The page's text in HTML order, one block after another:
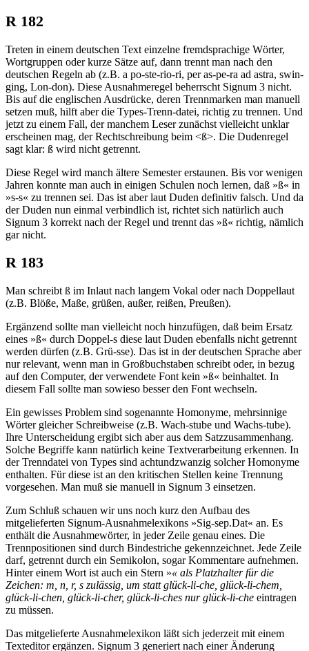
R 182
Treten in einem deutschen Text einzelne fremdsprachige Wörter,
Wortgruppen oder kurze Sätze auf, dann trennt man nach den
deutschen Regeln ab (z.B. a po-ste-rio-ri, per as-pe-ra ad astra, swin-
ging, Lon-don). Diese Ausnahmeregel beherrscht Signum 3 nicht.
Bis auf die englischen Ausdrücke, deren Trennmarken man manuell
setzen muß, hilft aber die Types-Trenn-datei, richtig zu trennen. Und
jetzt zu einem Fall, der manchem Leser zunächst vielleicht unklar
erscheinen mag, der Rechtschreibung beim <ß>. Die Dudenregel
sagt klar: ß wird nicht getrennt.
Diese Regel wird manch ältere Semester erstaunen. Bis vor wenigen
Jahren konnte man auch in einigen Schulen noch lernen, daß »ß« in
»s-s« zu trennen sei. Das ist aber laut Duden definitiv falsch. Und da
der Duden nun einmal verbindlich ist, richtet sich natürlich auch
Signum 3 korrekt nach der Regel und trennt das »ß« richtig, nämlich
gar nicht.
R 183
Man schreibt ß im Inlaut nach langem Vokal oder nach Doppellaut
(z.B. Blöße, Maße, grüßen, außer, reißen, Preußen).
Ergänzend sollte man vielleicht noch hinzufügen, daß beim Ersatz
eines »ß« durch Doppel-s diese laut Duden ebenfalls nicht getrennt
werden dürfen (z.B. Grü-sse). Das ist in der deutschen Sprache aber
nur relevant, wenn man in Großbuchstaben schreibt oder, in bezug
auf den Computer, der verwendete Font kein »ß« beinhaltet. In
diesem Fall sollte man sowieso besser den Font wechseln.
Ein gewisses Problem sind sogenannte Homonyme, mehrsinnige
Wörter gleicher Schreibweise (z.B. Wach-stube und Wachs-tube).
Ihre Unterscheidung ergibt sich aber aus dem Satzzusammenhang.
Solche Begriffe kann natürlich keine Textverarbeitung erkennen. In
der Trenndatei von Types sind achtundzwanzig solcher Homonyme
enthalten. Für diese ist an den kritischen Stellen keine Trennung
vorgesehen. Man muß sie manuell in Signum 3 einsetzen.
Zum Schluß schauen wir uns noch kurz den Aufbau des
mitgelieferten Signum-Ausnahmelexikons »Sig-sep.Dat« an. Es
enthält die Ausnahmewörter, in jeder Zeile genau eines. Die
Trennpositionen sind durch Bindestriche gekennzeichnet. Jede Zeile
darf, getrennt durch ein Semikolon, sogar Kommentare aufnehmen.
Hinter einem Wort ist auch ein Stern »« als Platzhalter für die
Zeichen: m, n, r, s zulässig, um statt glück-li-che, glück-li-chem,
glück-li-chen, glück-li-cher, glück-li-ches nur glück-li-che eintragen
zu müssen.
Das mitgelieferte Ausnahmelexikon läßt sich jederzeit mit einem
Texteditor ergänzen. Signum 3 generiert nach einer Änderung